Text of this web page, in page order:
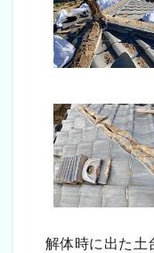
解体時に出た土